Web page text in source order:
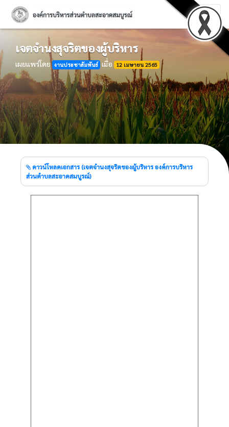
เจตจำนงสุจริตของผู้บริหาร
เผยแพร่โดย งานประชาสัมพันธ์ เมื่อ 12 เมษายน 2565
ดาวน์โหลดเอกสาร (เจตจำนงสุจริตของผู้บริหาร องค์การบริหาร
ส่วนตำบลสะอาดสมบูรณ์)